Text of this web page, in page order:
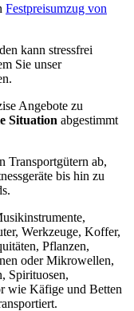
Festpreisumzug von
kann stressfrei
Sie unser
Angebote zu
Situation abgestimmt
Transportgütern ab,
bis hin zu
Werkzeuge, Koffer,
Pflanzen,
oder Mikrowellen,
Spirituosen,
wie Käfige und Betten